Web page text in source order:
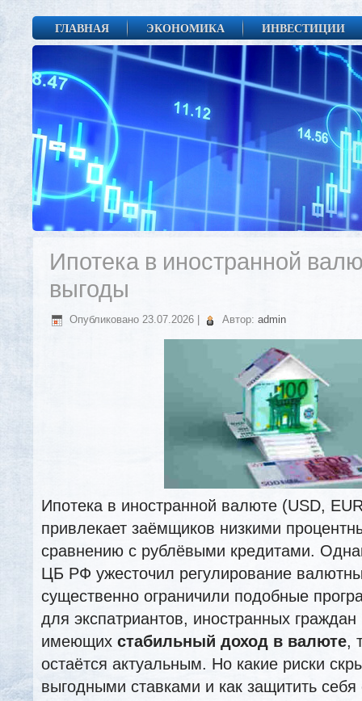
ГЛАВНАЯ ЭКОНОМИКА ИНВЕСТИЦИИ
Ипотека в иностранной
выгоды
Опубликовано 23.07.2026 Автор: admin
Ипотека в иностранной валюте (USD,
привлекает заёмщиков низкими
сравнению с рублёвыми кредитами.
ЦБ РФ ужесточил регулирование
существенно ограничили подобные
для экспатриантов, иностранных
имеющих стабильный доход в валюте,
остаётся актуальным. Но какие риски
выгодными ставками и как защитить себя